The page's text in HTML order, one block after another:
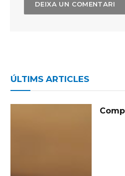
ÚLTIMS ARTICLES